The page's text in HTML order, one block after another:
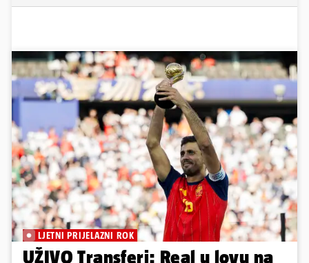
LJETNI PRIJELAZNI ROK
UŽIVO Transferi: Real u lovu na